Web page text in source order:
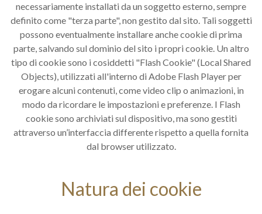
necessariamente installati da un soggetto esterno, sempre
definito come "terza parte", non gestito dal sito. Tali soggetti
possono eventualmente installare anche cookie di prima
parte, salvando sul dominio del sito i propri cookie. Un altro
tipo di cookie sono i cosiddetti "Flash Cookie" (Local Shared
Objects), utilizzati all'interno di Adobe Flash Player per
erogare alcuni contenuti, come video clip o animazioni, in
modo da ricordare le impostazioni e preferenze. I Flash
cookie sono archiviati sul dispositivo, ma sono gestiti
attraverso un’interfaccia differente rispetto a quella fornita
dal browser utilizzato.
Natura dei cookie